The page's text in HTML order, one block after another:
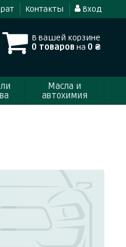
Контакты Вход
В вашей корзине
0 товаров на 0 ₴
Масла и
автохимия